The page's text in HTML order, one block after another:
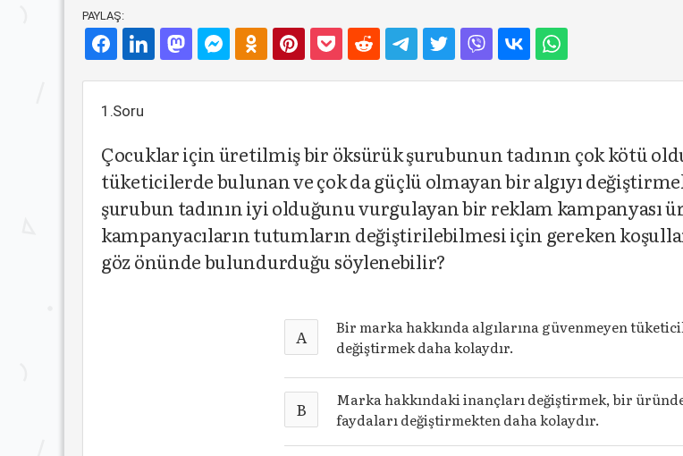
PAYLAŞ:
1.Soru
Çocuklar için üretilmiş bir öksürük şurubunun tadının çok kötü
tüketicilerde bulunan ve çok da güçlü olmayan bir algıyı
şurubun tadının iyi olduğunu vurgulayan bir reklam kampanyası
kampanyacıların tutumların değiştirilebilmesi için gereken
göz önünde bulundurduğu söylenebilir?
A
Bir marka hakkında algılarına güvenmeyen
değiştirmek daha kolaydır.
B
Marka hakkındaki inançları değiştirmek, bir
faydaları değiştirmekten daha kolaydır.